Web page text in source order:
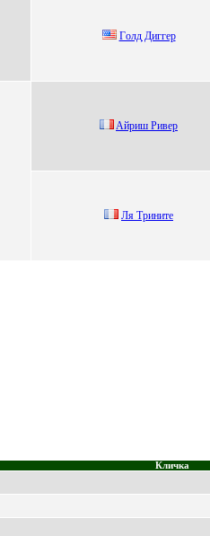
Гoлд Диггеp
Aйриш Ривeр
Ля Tpинитe
Кличка